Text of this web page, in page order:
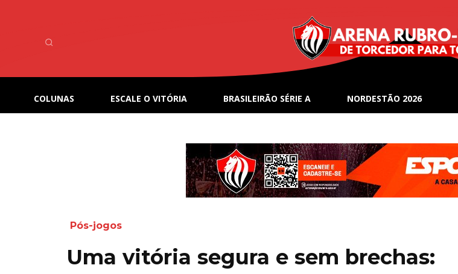
COLUNAS ESCALE O VITÓRIA BRASILEIRÃO SÉRIE A NORDESTÃO 2026
Pós-jogos
Uma vitória segura e sem brechas: